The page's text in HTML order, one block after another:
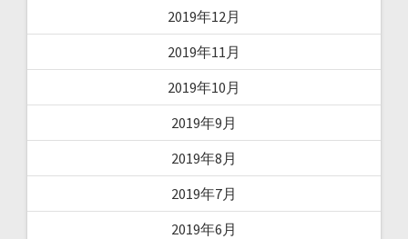
2019年12月
2019年11月
2019年10月
2019年9月
2019年8月
2019年7月
2019年6月